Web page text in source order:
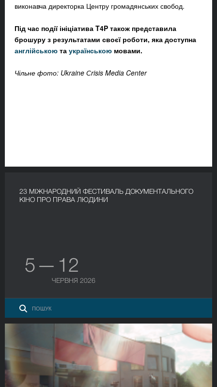
виконавча директорка Центру громадянських свобод.
Під час події ініціатива T4P також представила
брошуру з результатами своєї роботи, яка доступна
англійською та українською мовами.
Чільне фото: Ukraine Сrisis Media Center
23 МІЖНАРОДНИЙ ФЕСТИВАЛЬ ДОКУМЕНТАЛЬНОГО
КІНО ПРО ПРАВА ЛЮДИНИ
5 — 12
ЧЕРВНЯ 2026